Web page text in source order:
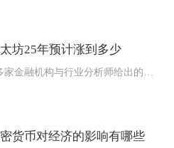
坊25年预计涨到多少
综合多家金融机构与行业分析师给出的行情推演，以太坊2025年将呈现区间分化走势，基准预期价
货币对经济的影响有哪些